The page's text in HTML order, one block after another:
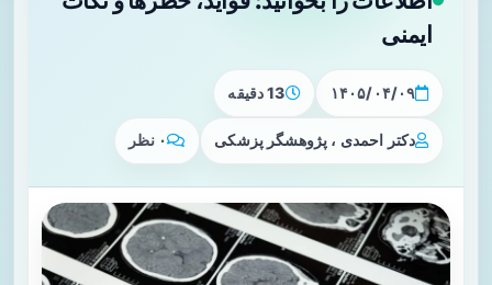
ایمنی
۱۴۰۵/۰۴/۰۹ 13 دقیقه
دکتر احمدی ، پژوهشگر پزشکی ۰ نظر